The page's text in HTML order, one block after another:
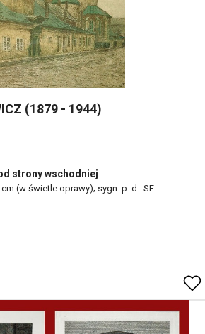
(1879 - 1944)
strony wschodniej
(w świetle oprawy); sygn. p. d.: SF